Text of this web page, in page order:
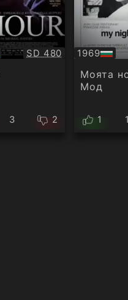
Качество:
SD 480
3 2
1969
БГ
аудио
Моята
Мод
1 1